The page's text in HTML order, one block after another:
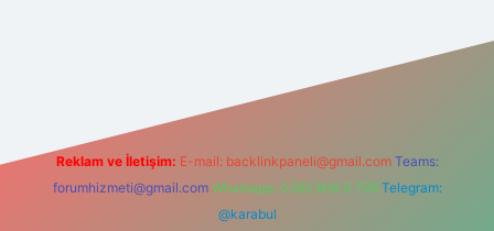
Reklam ve İletişim: E-mail: backlinkpaneli@gmail.com Teams:
forumhizmeti@gmail.com Whatsapp: 0262 606 0 726 Telegram:
@karabul